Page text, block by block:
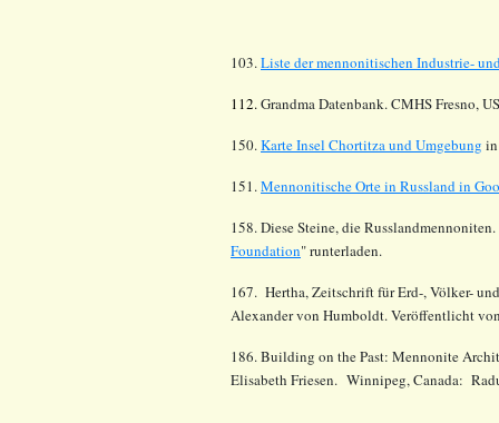
103.Liste der mennonitischen Industrie-
112.Grandma Datenbank. CMHS Fresno,
150.Karte Insel Chortitza und Umgebung
151.Mennonitische Orte in Russland in
158. Diese Steine, die
Foundation" runterladen.
167. Hertha, Zeitschrift für Erd-, Völker-
Alexander von Humboldt. Veröffentlicht
186. Building on the Past: Mennonite
Elisabeth Friesen. Winnipeg, Canada: